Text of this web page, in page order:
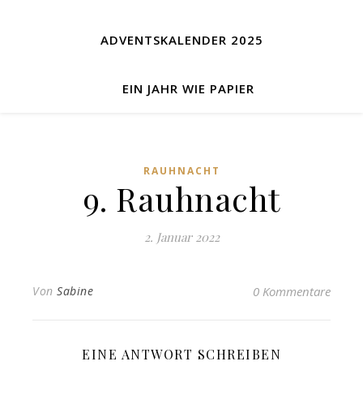
ADVENTSKALENDER 2025
EIN JAHR WIE PAPIER
RAUHNACHT
9. Rauhnacht
2. Januar 2022
Von Sabine 0 Kommentare
EINE ANTWORT SCHREIBEN